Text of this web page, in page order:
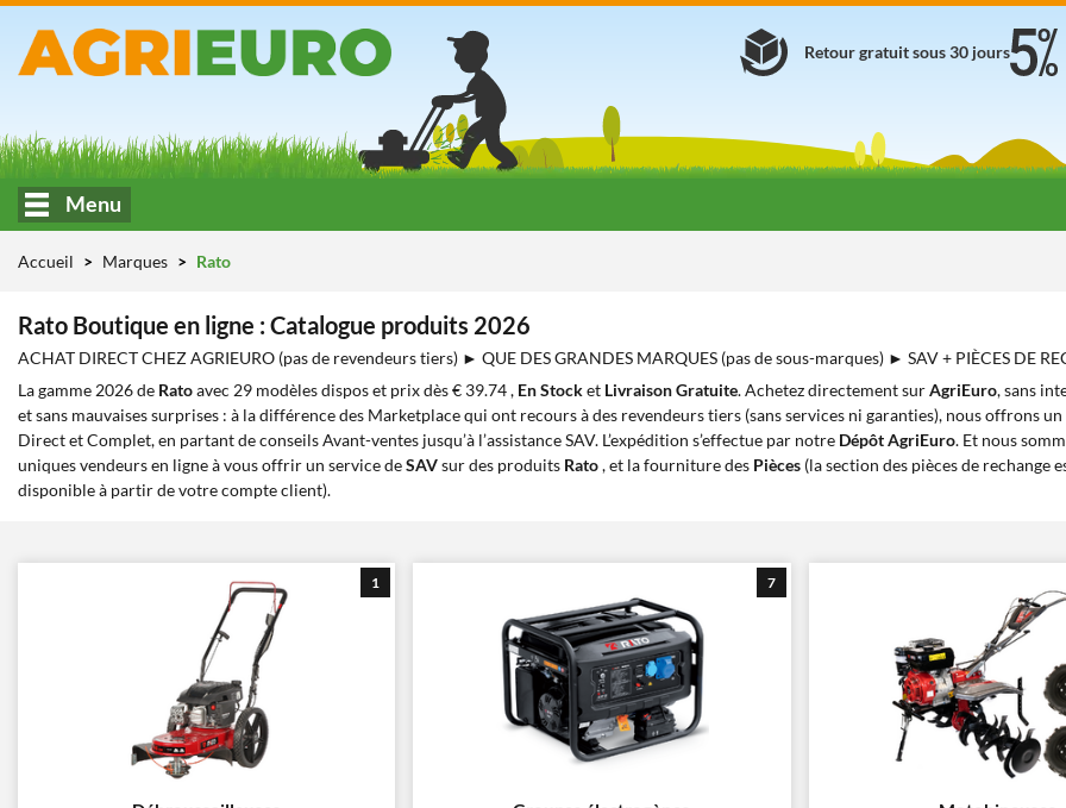
Retour gratuit sous 30 jours
Menu
Accueil Marques Rato
Rato Boutique en ligne : Catalogue produits 2026
ACHAT DIRECT CHEZ AGRIEURO (pas de revendeurs tiers) ► QUE DES GRANDES MARQUES (pas de sous-marques) ► SAV + PIÈCES DE
La gamme 2026 de Ratoavec 29 modèles dispos et prix dès € 39.74 , En Stocket Livraison Gratuite. Achetez directement surAgriEuro, sans
et sans mauvaises surprises : à la différence des Marketplace qui ont recours à des revendeurs tiers (sans services ni garanties), nous offrons un
Direct et Complet, en partant de conseils Avant-ventes jusqu’à l’assistance SAV. L’expédition s’effectue par notre Dépôt AgriEuro. Et nous
uniques vendeurs en ligne à vous offrir un service deSAVsur des produits Rato, et la fourniture des Pièces (la section des pièces de rechange
disponible à partir de votre compte client).
1 7